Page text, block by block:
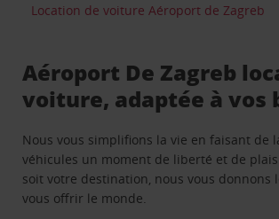
Location de voiture Aéroport de Zagreb
Aéroport De Zagreb
voiture, adaptée à vos
Nous vous simplifions la vie en faisant de
véhicules un moment de liberté et de
soit votre destination, nous vous donnons
vous offrir le monde.